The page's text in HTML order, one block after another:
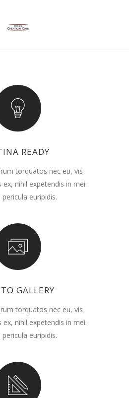
READY
torquatos nec eu, vis
ex, nihil expetendis in mei.
pericula euripidis.
GALLERY
torquatos nec eu, vis
ex, nihil expetendis in mei.
pericula euripidis.